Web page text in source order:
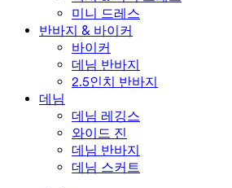
미니 드레스
반바지 & 바이커
바이커
데님 반바지
2.5인치 반바지
데님
데님 레깅스
와이드 진
데님 반바지
데님 스커트